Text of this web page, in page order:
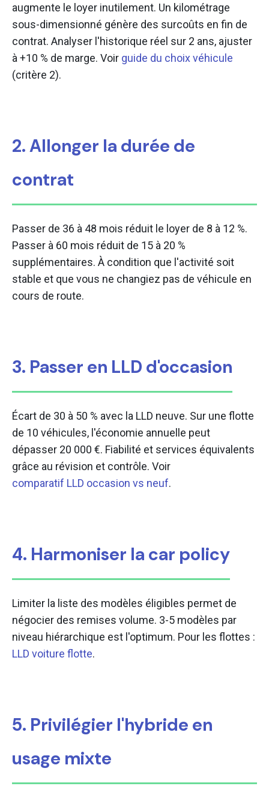
augmente le loyer inutilement. Un kilométrage
sous-dimensionné génère des surcoûts en fin de
contrat. Analyser l'historique réel sur 2 ans, ajuster
à +10 % de marge. Voir guide du choix véhicule
(critère 2).
2. Allonger la durée de
contrat
Passer de 36 à 48 mois réduit le loyer de 8 à 12 %.
Passer à 60 mois réduit de 15 à 20 %
supplémentaires. À condition que l'activité soit
stable et que vous ne changiez pas de véhicule en
cours de route.
3. Passer en LLD d'occasion
Écart de 30 à 50 % avec la LLD neuve. Sur une flotte
de 10 véhicules, l'économie annuelle peut
dépasser 20 000 €. Fiabilité et services équivalents
grâce au révision et contrôle. Voir
comparatif LLD occasion vs neuf.
4. Harmoniser la car policy
Limiter la liste des modèles éligibles permet de
négocier des remises volume. 3-5 modèles par
niveau hiérarchique est l'optimum. Pour les flottes :
LLD voiture flotte.
5. Privilégier l'hybride en
usage mixte